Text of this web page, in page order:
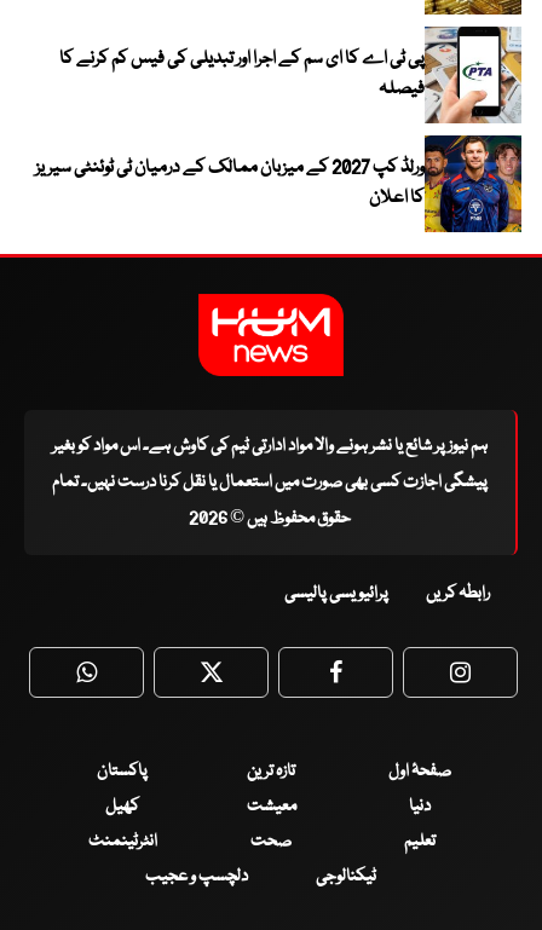
پی ٹی اے کا ای سم کے اجرا اور تبدیلی کی فیس کم کرنے کا
فیصلہ
ورلڈ کپ 2027 کے میزبان ممالک کے درمیان ٹی ٹوئنٹی سیریز
کا اعلان
ہم نیوز پر شائع یا نشر ہونے والا مواد ادارتی ٹیم کی کاوش ہے۔ اس مواد کو بغیر
پیشگی اجازت کسی بھی صورت میں استعمال یا نقل کرنا درست نہیں۔ تمام
حقوق محفوظ ہیں © 2026
رابطہ کریں پرائیویسی پالیسی
WhatsApp Twitter Facebook
صفحۂ اول تازہ ترین
پاکستان
دنیا
معیشت
کھیل
تعلیم
صحت
انٹرٹینمنٹ
ٹیکنالوجی
دلچسپ و عجیب